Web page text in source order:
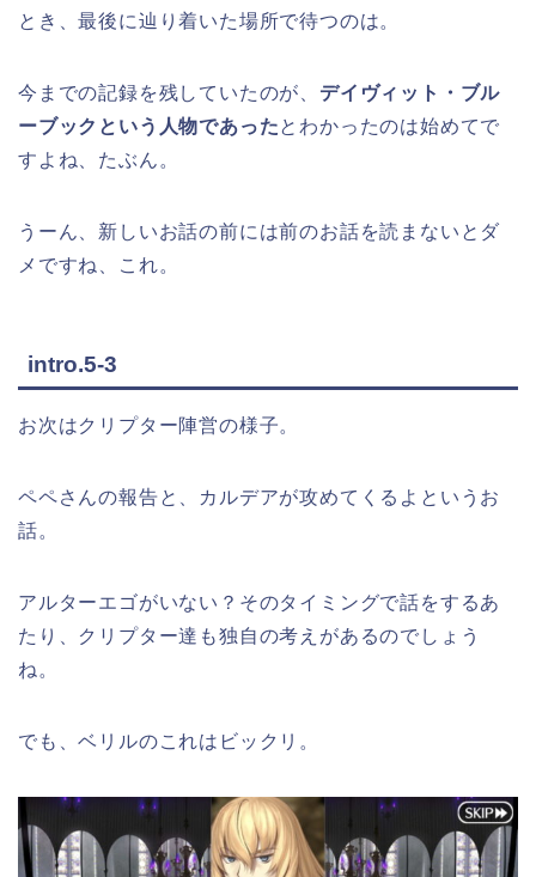
とき、最後に辿り着いた場所で待つのは。
今までの記録を残していたのが、 デイヴィット・ブル
ーブックという人物であったとわかったのは始めてで
すよね、たぶん。
うーん、新しいお話の前には前のお話を読まないとダ
メですね、これ。
intro.5-3
お次はクリプター陣営の様子。
ペペさんの報告と、カルデアが攻めてくるよというお
話。
アルターエゴがいない？そのタイミングで話をするあ
たり、クリプター達も独自の考えがあるのでしょう
ね。
でも、ベリルのこれはビックリ。